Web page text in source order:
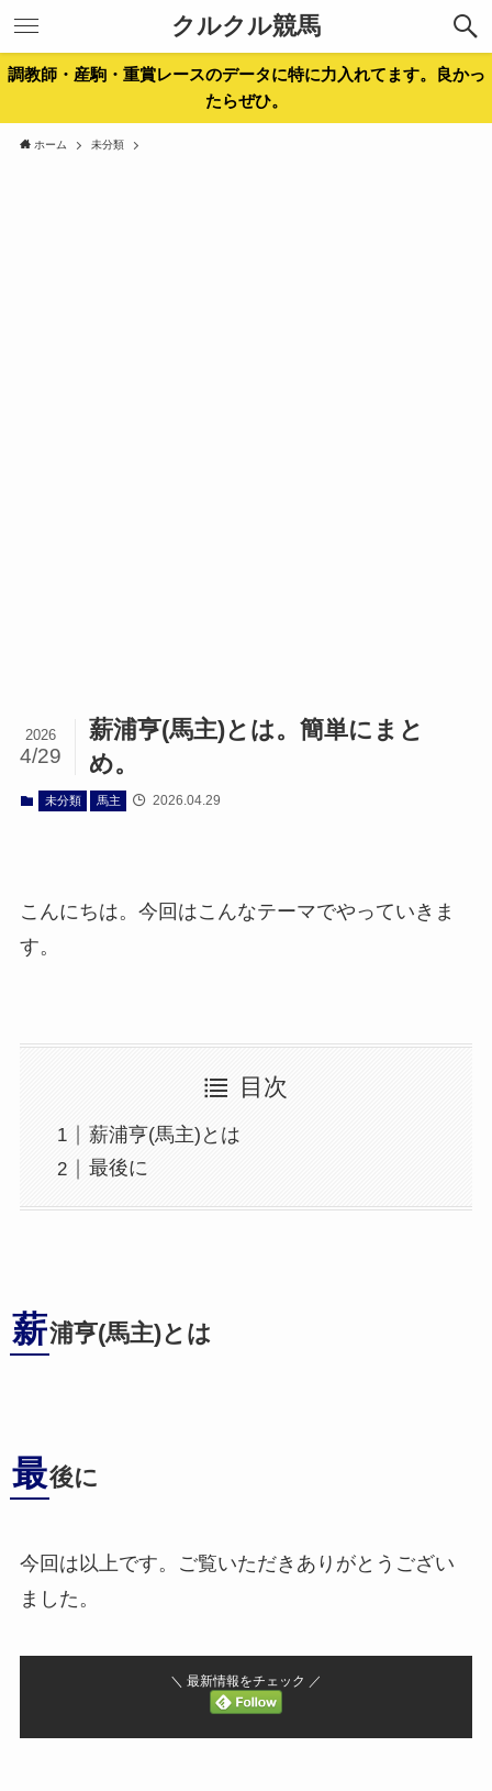
クルクル競馬
調教師・産駒・重賞レースのデータに特に力入れてます。良かっ
たらぜひ。
ホーム 未分類
薪浦亨(馬主)とは。簡単にまと
め。
2026
4/29
未分類 馬主 2026.04.29
こんにちは。今回はこんなテーマでやっていきま
す。
目次
薪浦亨(馬主)とは
最後に
薪浦亨(馬主)とは
最後に
今回は以上です。ご覧いただきありがとうござい
ました。
＼ 最新情報をチェック ／